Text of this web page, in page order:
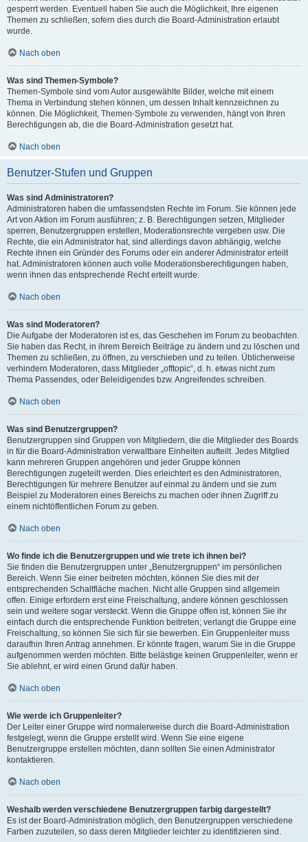
gesperrt werden. Eventuell haben Sie auch die Möglichkeit, Ihre eigenen
Themen zu schließen, sofern dies durch die Board-Administration erlaubt
wurde.
Nach oben
Was sind Themen-Symbole?
Themen-Symbole sind vom Autor ausgewählte Bilder, welche mit einem
Thema in Verbindung stehen können, um dessen Inhalt kennzeichnen zu
können. Die Möglichkeit, Themen-Symbole zu verwenden, hängt von Ihren
Berechtigungen ab, die die Board-Administration gesetzt hat.
Nach oben
Benutzer-Stufen und Gruppen
Was sind Administratoren?
Administratoren haben die umfassendsten Rechte im Forum. Sie können jede
Art von Aktion im Forum ausführen; z. B. Berechtigungen setzen, Mitglieder
sperren, Benutzergruppen erstellen, Moderationsrechte vergeben usw. Die
Rechte, die ein Administrator hat, sind allerdings davon abhängig, welche
Rechte ihnen ein Gründer des Forums oder ein anderer Administrator erteilt
hat. Administratoren können auch volle Moderationsberechtigungen haben,
wenn ihnen das entsprechende Recht erteilt wurde.
Nach oben
Was sind Moderatoren?
Die Aufgabe der Moderatoren ist es, das Geschehen im Forum zu beobachten.
Sie haben das Recht, in ihrem Bereich Beiträge zu ändern und zu löschen und
Themen zu schließen, zu öffnen, zu verschieben und zu teilen. Üblicherweise
verhindern Moderatoren, dass Mitglieder „offtopic“, d. h. etwas nicht zum
Thema Passendes, oder Beleidigendes bzw. Angreifendes schreiben.
Nach oben
Was sind Benutzergruppen?
Benutzergruppen sind Gruppen von Mitgliedern, die die Mitglieder des Boards
in für die Board-Administration verwaltbare Einheiten aufteilt. Jedes Mitglied
kann mehreren Gruppen angehören und jeder Gruppe können
Berechtigungen zugeteilt werden. Dies erleichtert es den Administratoren,
Berechtigungen für mehrere Benutzer auf einmal zu ändern und sie zum
Beispiel zu Moderatoren eines Bereichs zu machen oder ihnen Zugriff zu
einem nichtöffentlichen Forum zu geben.
Nach oben
Wo finde ich die Benutzergruppen und wie trete ich ihnen bei?
Sie finden die Benutzergruppen unter „Benutzergruppen“ im persönlichen
Bereich. Wenn Sie einer beitreten möchten, können Sie dies mit der
entsprechenden Schaltfläche machen. Nicht alle Gruppen sind allgemein
offen. Einige erfordern erst eine Freischaltung, andere können geschlossen
sein und weitere sogar versteckt. Wenn die Gruppe offen ist, können Sie ihr
einfach durch die entsprechende Funktion beitreten; verlangt die Gruppe eine
Freischaltung, so können Sie sich für sie bewerben. Ein Gruppenleiter muss
daraufhin Ihren Antrag annehmen. Er könnte fragen, warum Sie in die Gruppe
aufgenommen werden möchten. Bitte belästige keinen Gruppenleiter, wenn er
Sie ablehnt, er wird einen Grund dafür haben.
Nach oben
Wie werde ich Gruppenleiter?
Der Leiter einer Gruppe wird normalerweise durch die Board-Administration
festgelegt, wenn die Gruppe erstellt wird. Wenn Sie eine eigene
Benutzergruppe erstellen möchten, dann sollten Sie einen Administrator
kontaktieren.
Nach oben
Weshalb werden verschiedene Benutzergruppen farbig dargestellt?
Es ist der Board-Administration möglich, den Benutzergruppen verschiedene
Farben zuzuteilen, so dass deren Mitglieder leichter zu identifizieren sind.